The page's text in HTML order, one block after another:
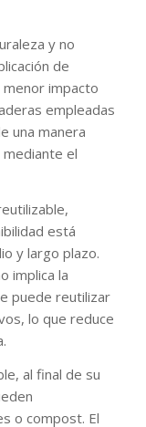
y no
de
impacto
empleadas
una manera
el
está
y largo plazo.
implica la
puede reutilizar
lo que reduce
al final de su
o compost. El